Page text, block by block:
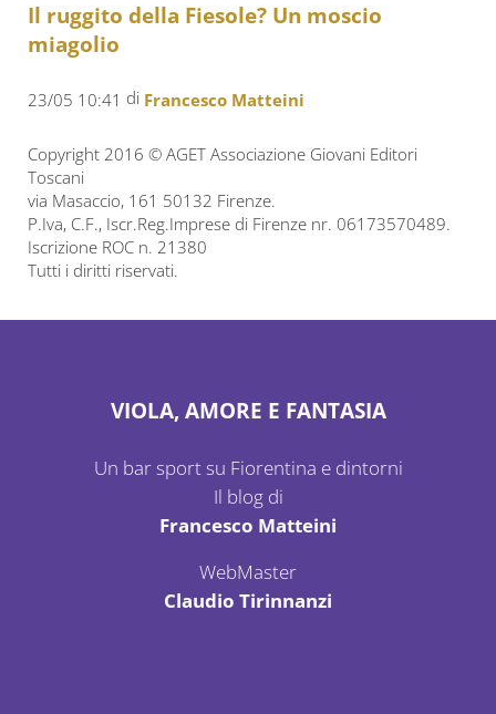
Il ruggito della Fiesole? Un moscio
miagolio
23/05 10:41 di Francesco Matteini
Copyright 2016 © AGET Associazione Giovani Editori
Toscani
via Masaccio, 161 50132 Firenze.
P.Iva, C.F., Iscr.Reg.Imprese di Firenze nr. 06173570489.
Iscrizione ROC n. 21380
Tutti i diritti riservati.
VIOLA, AMORE E FANTASIA
Un bar sport su Fiorentina e dintorni
Il blog di
Francesco Matteini
WebMaster
Claudio Tirinnanzi